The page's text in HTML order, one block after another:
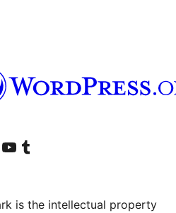
ziyaret edin
YouTube kanalımızı ziyaret edinTumblr hesabımızı ziyaret edin
is the intellectual property